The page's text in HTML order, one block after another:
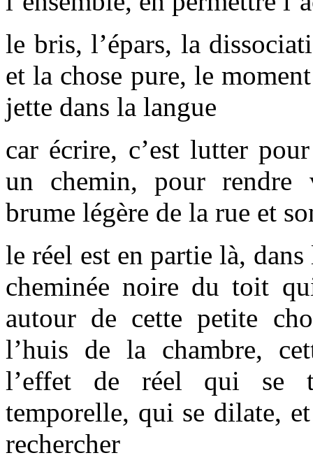
le bris, l’épars, la
et la chose pure, le
jette dans la langue
car écrire, c’est lutter
un chemin, pour rendre
brume légère de la rue et
le réel est en partie là,
cheminée noire du toit
autour de cette petite
l’huis de la chambre,
l’effet de réel qui se
temporelle, qui se dilate,
rechercher